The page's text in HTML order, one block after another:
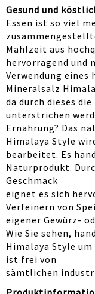
Gesund und
Essen ist so viel
Mahlzeit aus
hervorragend und
Verwendung eines
Mineralsalz
da durch dieses
unterstrichen
Ernährung? Das
Himalaya Style
bearbeitet. Es
Naturprodukt.
Geschmack
eignet es sich
Verfeinern von
eigener Gewürz-
Wie Sie sehen,
Himalaya Style
ist frei von
sämtlichen